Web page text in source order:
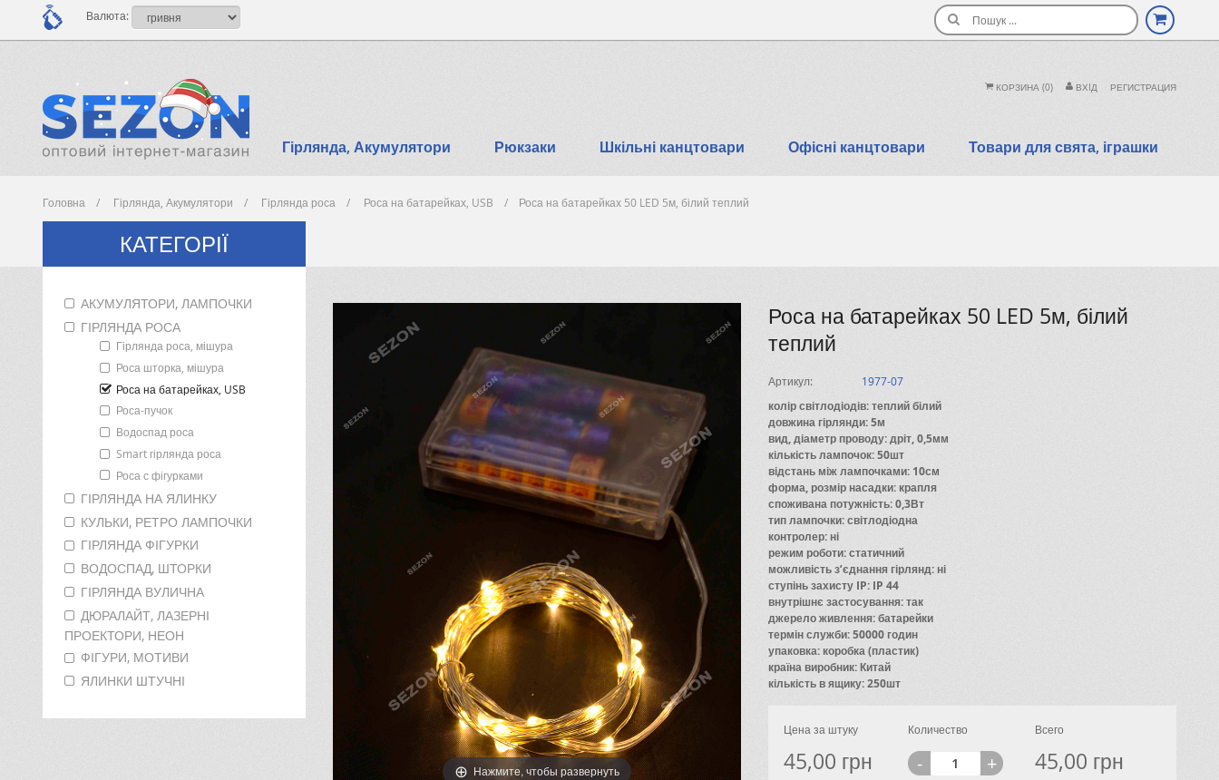
Валюта: Поиск
КОРЗИНА (0) ВХIД РЕГИСТРАЦИЯ
Гірлянда, Акумулятори Рюкзаки Шкільні канцтовари Офісні канцтовари Товари для свята, іграшки
Головна Гірлянда, Акумулятори Гірлянда роса Роса на батарейках, USB Роса на батарейках 50 LED 5м, білий теплий
КАТЕГОРІЇ
АКУМУЛЯТОРИ, ЛАМПОЧКИ
ГІРЛЯНДА РОСА
Гірлянда роса, мішура
Роса шторка, мішура
Роса на батарейках, USB
Роса-пучок
Водоспад роса
Smart гірлянда роса
Роса с фігурками
ГІРЛЯНДА НА ЯЛИНКУ
КУЛЬКИ, РЕТРО ЛАМПОЧКИ
ГІРЛЯНДА ФІГУРКИ
ВОДОСПАД, ШТОРКИ
ГІРЛЯНДА ВУЛИЧНА
ДЮРАЛАЙТ, ЛАЗЕРНІ
ПРОЕКТОРИ, НЕОН
ФІГУРИ, МОТИВИ
ЯЛИНКИ ШТУЧНІ
Нажмите, чтобы развернуть
Роса на батарейках 50 LED 5м, білий
теплий
Артикул: 1977-07
колір світлодіодів: теплий білий
довжина гірлянди: 5м
вид, діаметр проводу: дріт, 0,5мм
кількість лампочок: 50шт
відстань між лампочками: 10см
форма, розмір насадки: крапля
споживана потужність: 0,3Вт
тип лампочки: світлодіодна
контролер: ні
режим роботи: статичний
можливість з’єднання гірлянд: ні
ступінь захисту IP: IP 44
внутрішнє застосування: так
джерело живлення: батарейки
термін служби: 50000 годин
упаковка: коробка (пластик)
країна виробник: Китай
кількість в ящику: 250шт
Цена за штуку
45,00 грн
Количество
- +
Всего
45,00 грн